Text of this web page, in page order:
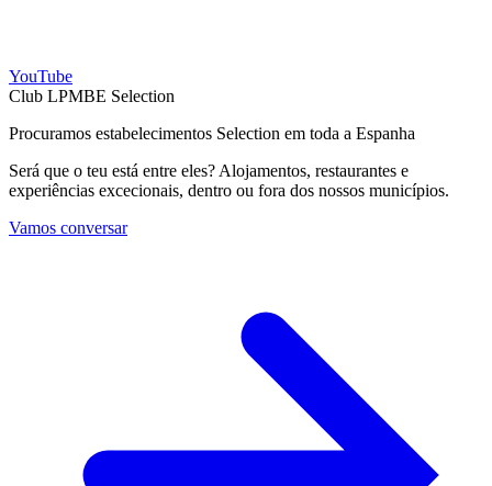
YouTube
Club LPMBE Selection
Procuramos estabelecimentos Selection em toda a Espanha
Será que o teu está entre eles? Alojamentos, restaurantes e
experiências excecionais, dentro ou fora dos nossos municípios.
Vamos conversar